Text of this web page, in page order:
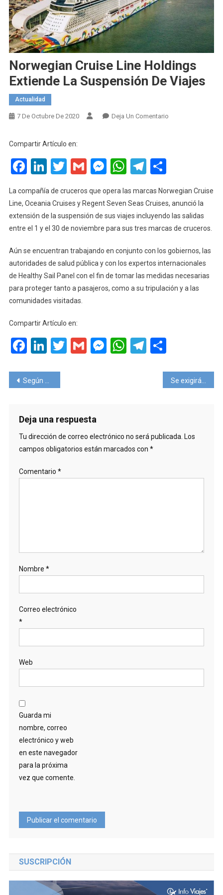
Norwegian Cruise Line Holdings
Extiende La Suspensión De Viajes
Actualidad
7 De Octubre De 2020 Deja Un ComentarioEn
Suspensión
De
Viajes
Compartir Artículo en:
Facebook
LinkedIn
Twitter
GmailMessenger
WhatsApp
Telegram
La compañía de cruceros que opera las marcas Norwegian Cruise
Line, Oceania Cruises y Regent Seven Seas Cruises, anunció la
extensión de la suspensión de sus viajes incluyendo las salidas
entre el 1 y el 30 de noviembre para sus tres marcas de cruceros.
Aún se encuentran trabajando en conjunto con los gobiernos, las
autoridades de salud pública y con los expertos internacionales
de Healthy Sail Panel con el fin de tomar las medidas necesarias
para proteger tanto a pasajeros, como a su tripulación y a las
comunidades visitadas.
Compartir Artículo en:
Facebook
LinkedIn
Twitter
GmailMessenger
WhatsApp
Telegram
Navegación
entradas
Según ASTA, el 71,3% de las agencias estadounidenses cerrarán si no reciben ayudas Se exigirá un test negativo para embarcar en los cruceros asociados a CLIA
Deja una respuesta
Tu dirección de correo electrónico no será publicada. Los
campos obligatorios están marcados con *
Comentario *
Nombre *
Correo electrónico
*
Web
Guarda mi
nombre, correo
electrónico y web
en este navegador
para la próxima
vez que comente.
SUSCRIPCIÓN